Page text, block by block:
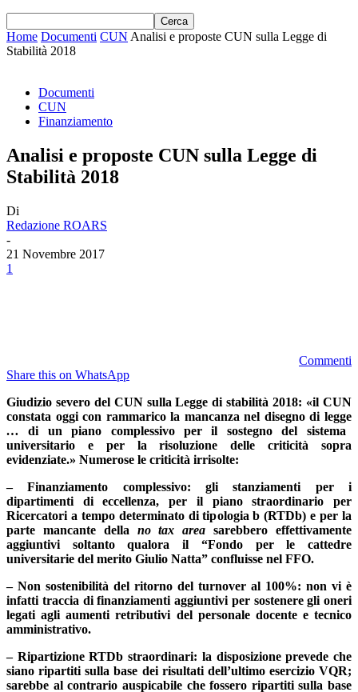
Home Documenti CUN Analisi e proposte CUN sulla Legge di
Stabilità 2018
Documenti
CUN
Finanziamento
Analisi e proposte CUN sulla Legge di
Stabilità 2018
Di
Redazione ROARS
-
21 Novembre 2017
1
Commenti
Share this on WhatsApp
Giudizio severo del CUN sulla Legge di stabilità 2018: «il CUN
constata oggi con rammarico la mancanza nel disegno di legge
…di un piano complessivo per il sostegno del sistema
universitario e per la risoluzione delle criticità sopra
evidenziate.» Numerose le criticità irrisolte:
– Finanziamento complessivo: gli stanziamenti per i
dipartimenti di eccellenza, per il piano straordinario per
Ricercatori a tempo determinato di tipologia b (RTDb) e per la
parte mancante della no tax area sarebbero effettivamente
aggiuntivi soltanto qualora il “Fondo per le cattedre
universitarie del merito Giulio Natta” confluisse nel FFO.
– Non sostenibilità del ritorno del turnover al 100%: non vi è
infatti traccia di finanziamenti aggiuntivi per sostenere gli oneri
legati agli aumenti retributivi del personale docente e tecnico
amministrativo.
– Ripartizione RTDb straordinari: la disposizione prevede che
siano ripartiti sulla base dei risultati dell’ultimo esercizio VQR;
sarebbe al contrario auspicabile che fossero ripartiti sulla base